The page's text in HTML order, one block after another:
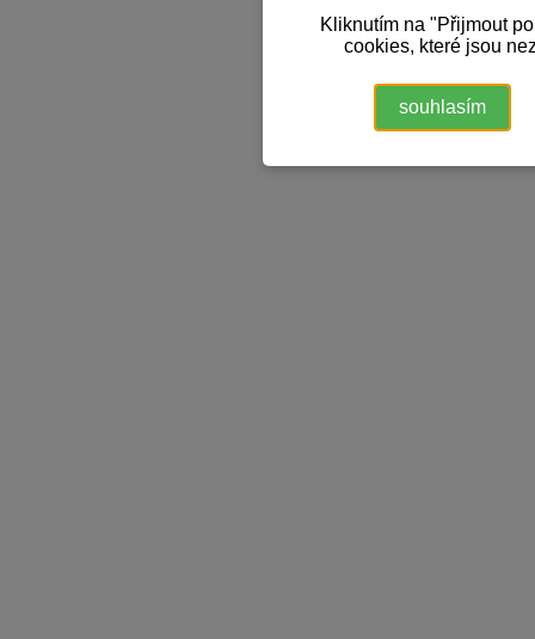
Kliknutím na "Přijmout
cookies, které jsou
souhlasím